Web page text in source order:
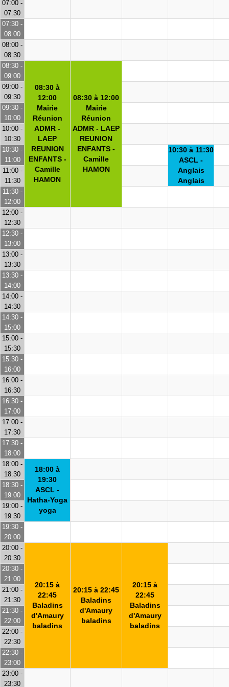
07:00 -
07:30
07:30 -
08:00
08:00 -
08:30
08:30 -
09:00
08:30 à
12:00
Mairie
Réunion
ADMR -
LAEP
REUNION
ENFANTS -
Camille
HAMON
08:30 à 12:00
Mairie
Réunion
ADMR - LAEP
REUNION
ENFANTS -
Camille
HAMON
09:00 -
09:30
09:30 -
10:00
10:00 -
10:30
10:30 -
11:00
10:30 à 11:30
ASCL -
Anglais
Anglais
11:00 -
11:30
11:30 -
12:00
12:00 -
12:30
12:30 -
13:00
13:00 -
13:30
13:30 -
14:00
14:00 -
14:30
14:30 -
15:00
15:00 -
15:30
15:30 -
16:00
16:00 -
16:30
16:30 -
17:00
17:00 -
17:30
17:30 -
18:00
18:00 -
18:30
18:00 à
19:30
ASCL -
Hatha-Yoga
yoga
18:30 -
19:00
19:00 -
19:30
19:30 -
20:00
20:00 -
20:30
20:15 à
22:45
Baladins
d'Amaury
baladins
20:15 à 22:45
Baladins
d'Amaury
baladins
20:15 à
22:45
Baladins
d'Amaury
baladins
20:30 -
21:00
21:00 -
21:30
21:30 -
22:00
22:00 -
22:30
22:30 -
23:00
23:00 -
23:30